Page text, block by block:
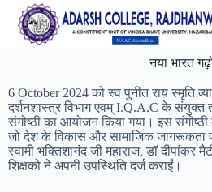
नया भारत
6 October 2024 को स्व पुनीत राय स्मृति
दर्शनशास्त्र विभाग एवम् I.Q.A.C के संयुक्त
संगोष्ठी का आयोजन किया गया। इस संगोष्ठी
जो देश के विकास और सामाजिक जागरूकता
स्वामी भक्तिशानंद जी महाराज, डॉ दीपांकर
शिक्षको ने अपनी उपस्थिति दर्ज कराईं।